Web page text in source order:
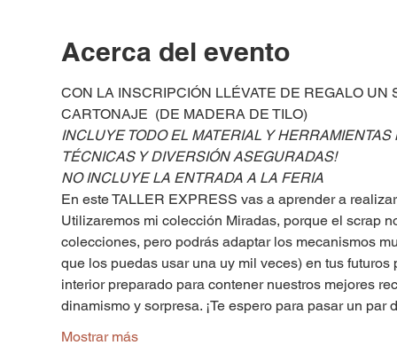
Acerca del evento
CON LA INSCRIPCIÓN LLÉVATE DE REGALO
CARTONAJE  (DE MADERA DE TILO)
INCLUYE TODO EL MATERIAL Y
TÉCNICAS Y DIVERSIÓN ASEGURADAS!
NO INCLUYE LA ENTRADA A LA FERIA
En este TALLER EXPRESS vas a aprender a
Utilizaremos mi colección Miradas, porque el scrap
colecciones, pero podrás adaptar los mecanismos
que los puedas usar una uy mil veces) en tus
interior preparado para contener nuestros mejores
dinamismo y sorpresa. ¡Te espero para pasar un
Mostrar más